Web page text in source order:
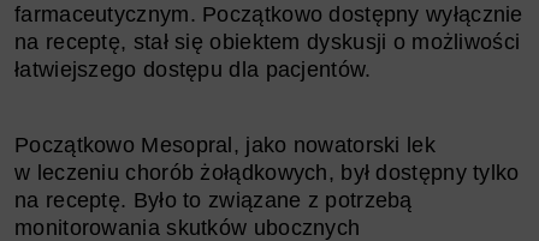
farmaceutycznym. Początkowo dostępny wyłącznie
na receptę, stał się obiektem dyskusji o możliwości
łatwiejszego dostępu dla pacjentów.
Początkowo Mesopral, jako nowatorski lek
w leczeniu chorób żołądkowych, był dostępny tylko
na receptę. Było to związane z potrzebą
monitorowania skutków ubocznych